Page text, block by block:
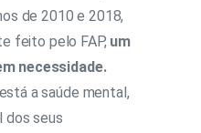
de 2010 e 2018,
feito pelo FAP, um
necessidade.
a saúde mental,
dos seus